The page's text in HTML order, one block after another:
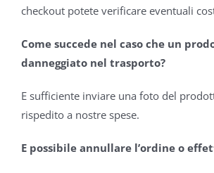
checkout potete verificare eventuali
Come succede nel caso che un
danneggiato nel trasporto?
E sufficiente inviare una foto del
rispedito a nostre spese.
E possibile annullare l’ordine o